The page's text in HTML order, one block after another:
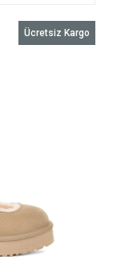
Ücretsiz Kargo